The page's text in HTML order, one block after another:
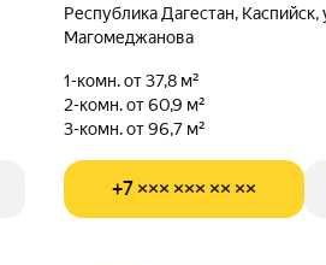
Республика Дагестан,
Магомеджанова
1-комн. от 37,8 м²
2-комн. от 60,9 м²
3-комн. от 96,7 м²
+7 ××× ××× ×× ××